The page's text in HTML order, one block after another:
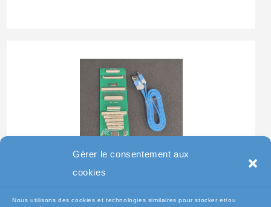
Gérer le consentement aux
cookies
Nous utilisons des cookies et technologies similaires pour stocker et/ou